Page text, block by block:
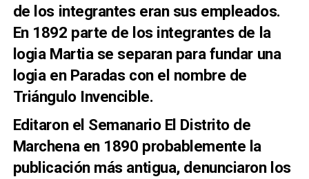
de los integrantes eran sus empleados.
En 1892 parte de los integrantes de la
logia Martia se separan para fundar una
logia en Paradas con el nombre de
Triángulo Invencible.
Editaron el Semanario El Distrito de
Marchena en 1890 probablemente la
publicación más antigua, denunciaron los